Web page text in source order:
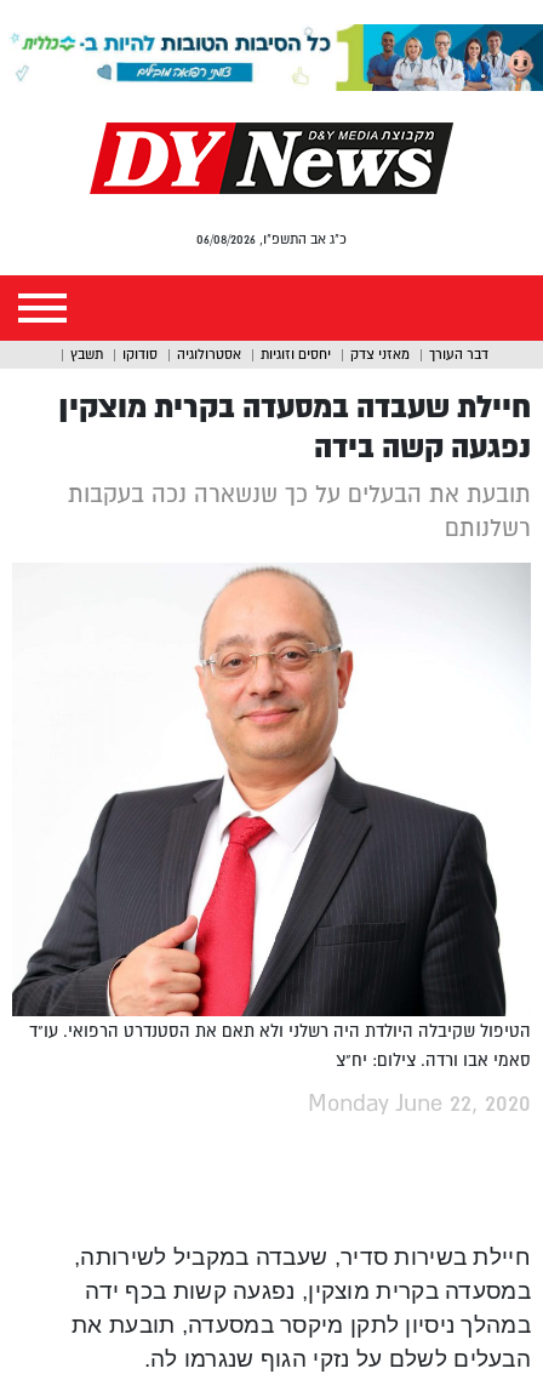
כ"ג אב התשפ"ו, 06/08/2026
דבר העורך מאזני צדק יחסים וזוגיות אסטרולוגיה סודוקו תשבץ
חיילת שעבדה במסעדה בקרית מוצקין
נפגעה קשה בידה
תובעת את הבעלים על כך שנשארה נכה בעקבות
רשלנותם
הטיפול שקיבלה היולדת היה רשלני ולא תאם את הסטנדרט הרפואי. עו"ד
סאמי אבו ורדה. צילום: יח"צ
Monday June 22, 2020
חיילת בשירות סדיר, שעבדה במקביל לשירותה,
במסעדה בקרית מוצקין, נפגעה קשות בכף ידה
במהלך ניסיון לתקן מיקסר במסעדה, תובעת את
הבעלים לשלם על נזקי הגוף שנגרמו לה.